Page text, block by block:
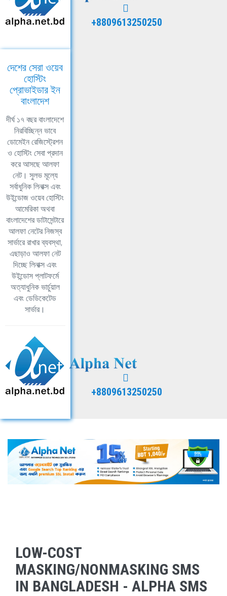
+8809613250250
দেশের সেরা ওয়েব
হোস্টিং
প্রোভাইডার ইন
বাংলাদেশ
দীর্ঘ ১৭ বছর বাংলাদেশে
নিরবিচ্ছিন্ন ভাবে
ডোমেইন রেজিস্ট্রেশন
ও হোস্টিং সেবা প্রদান
করে আসছে আলফা
নেট। সুলভ মূল্যে
সর্বাধুনিক লিনাক্স এবং
উইন্ডোজ ওয়েব হোস্টিং
আমেরিকা অথবা
বাংলাদেশের ডাটাসেন্টারে
আলফা নেটের নিজস্ব
সার্ভারে রাখার ব্যবস্থা,
এছাড়াও আলফা নেট
দিচ্ছে লিনাক্স এবং
উইন্ডোস প্লাটফর্মে
অত্যাধুনিক ভার্চুয়াল
এবং ডেডিকেটেড
সার্ভার।
+8809613250250
LOW-COST
MASKING/NONMASKING SMS
IN BANGLADESH - ALPHA SMS